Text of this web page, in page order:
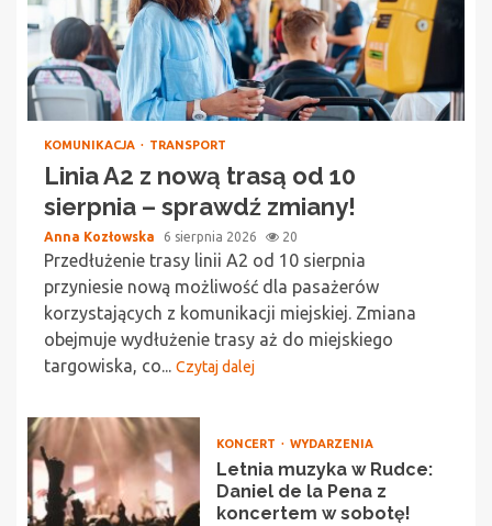
KOMUNIKACJA TRANSPORT
Linia A2 z nową trasą od 10
sierpnia – sprawdź zmiany!
Anna Kozłowska 6 sierpnia 2026 20
Przedłużenie trasy linii A2 od 10 sierpnia
przyniesie nową możliwość dla pasażerów
korzystających z komunikacji miejskiej. Zmiana
obejmuje wydłużenie trasy aż do miejskiego
targowiska, co... Czytaj dalej
KONCERT WYDARZENIA
Letnia muzyka w Rudce:
Daniel de la Pena z
koncertem w sobotę!